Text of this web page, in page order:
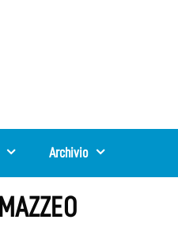
Archivio